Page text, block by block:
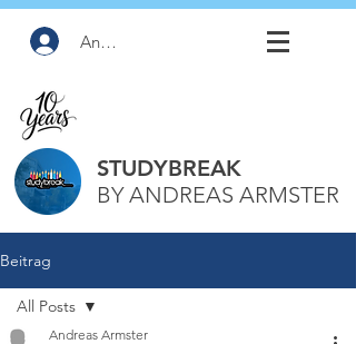
Anmelden
STUDYBREAK
BY ANDREAS ARMSTER
Beitrag
All Posts
Andreas Armster